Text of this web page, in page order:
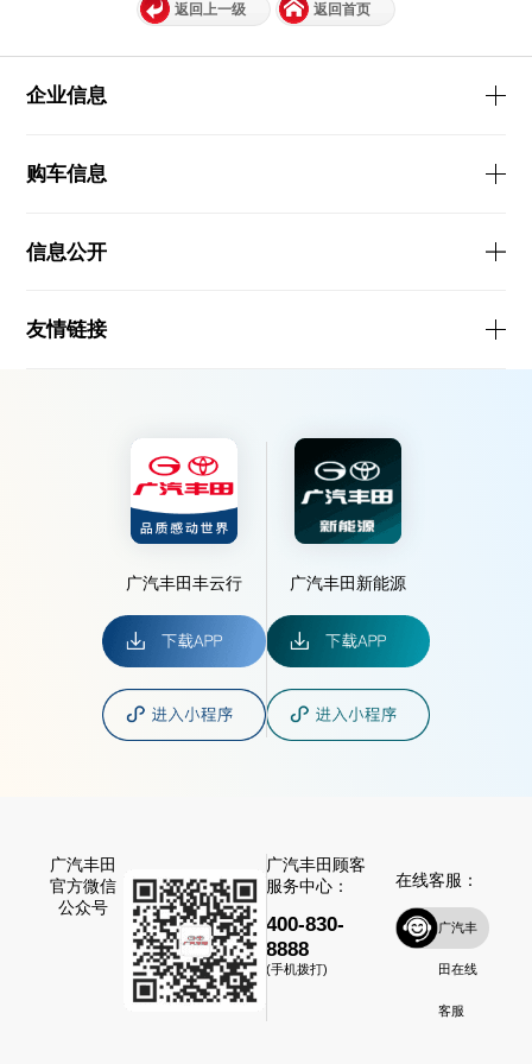
返回上一级 返回首页
企业信息
购车信息
信息公开
友情链接
广汽丰田丰云行 广汽丰田新能源
广汽丰田
官方微信
公众号
广汽丰田顾客
服务中心：
400-830-
8888
(手机拨打)
在线客服：
广汽丰
田在线
客服